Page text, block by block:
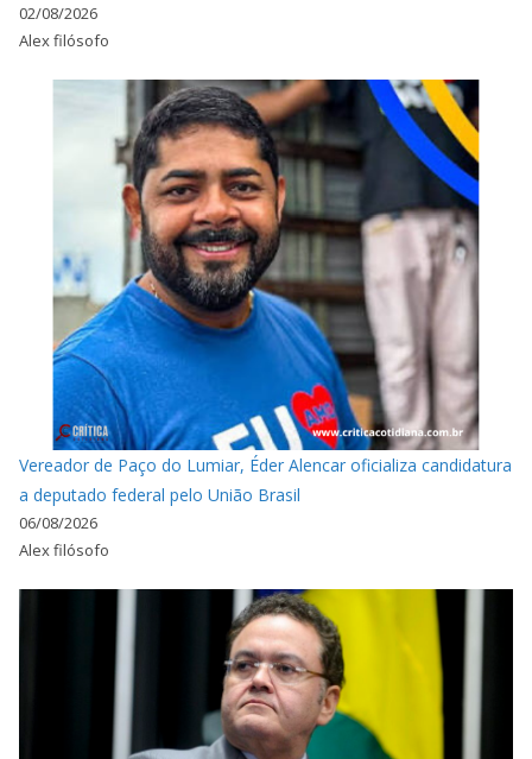
02/08/2026
Alex filósofo
Vereador de Paço do Lumiar, Éder Alencar oficializa candidatura
a deputado federal pelo União Brasil
06/08/2026
Alex filósofo